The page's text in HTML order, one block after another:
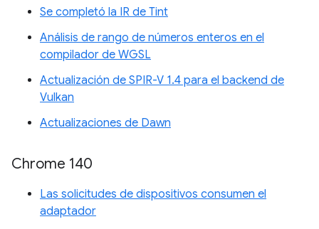
Se completó la IR de Tint
Análisis de rango de números enteros en el
compilador de WGSL
Actualización de SPIR-V 1.4 para el backend de
Vulkan
Actualizaciones de Dawn
Chrome 140
Las solicitudes de dispositivos consumen el
adaptador